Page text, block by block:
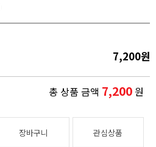
7,200원
총 상품 금액 7,200원
장바구니 관심상품